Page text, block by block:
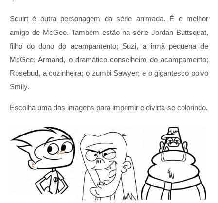
Squirt é outra personagem da série animada. É o melhor
amigo de McGee. Também estão na série Jordan Buttsquat,
filho do dono do acampamento; Suzi, a irmã pequena de
McGee; Armand, o dramático conselheiro do acampamento;
Rosebud, a cozinheira; o zumbi Sawyer; e o gigantesco polvo
Smily.
Escolha uma das imagens para imprimir e divirta-se colorindo.